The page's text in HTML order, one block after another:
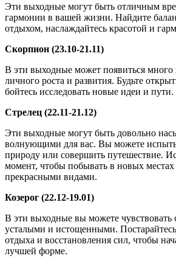
Эти выходные могут быть отличным
гармонии в вашей жизни. Найдите
отдыхом, наслаждайтесь красотой и
Скорпион (23.10-21.11)
В эти выходные может появиться много
личного роста и развития. Будьте
бойтесь исследовать новые идеи и пути.
Стрелец (22.11-21.12)
Эти выходные могут быть довольно
волнующими для вас. Вы можете
природу или совершить путешествие.
момент, чтобы побывать в новых местах
прекрасными видами.
Козерог (22.12-19.01)
В эти выходные вы можете чувствовать
усталыми и истощенными.
отдыха и восстановления сил, чтобы
лучшей форме.